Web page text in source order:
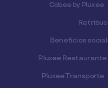
Cobee by Pluxee
Beneficios
Pluxee Restaurante
Pluxee Transporte